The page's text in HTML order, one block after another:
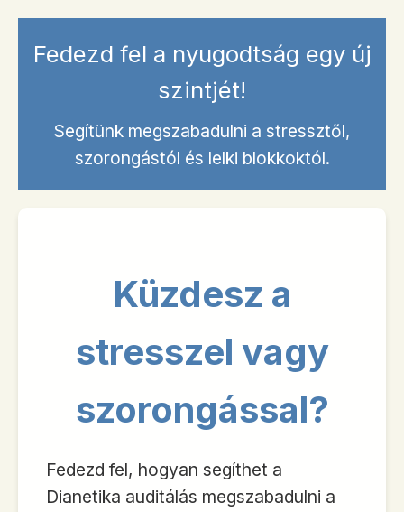
Fedezd fel a nyugodtság egy új
szintjét!
Segítünk megszabadulni a stressztől,
szorongástól és lelki blokkoktól.
Küzdesz a
stresszel vagy
szorongással?
Fedezd fel, hogyan segíthet a
Dianetika auditálás megszabadulni a